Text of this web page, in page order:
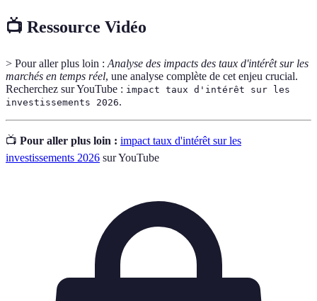
📺 Ressource Vidéo
> Pour aller plus loin : Analyse des impacts des taux d'intérêt sur les
marchés en temps réel, une analyse complète de cet enjeu crucial.
Recherchez sur YouTube : impact taux d'intérêt sur les
investissements 2026.
📺 Pour aller plus loin : impact taux d'intérêt sur les
investissements 2026 sur YouTube